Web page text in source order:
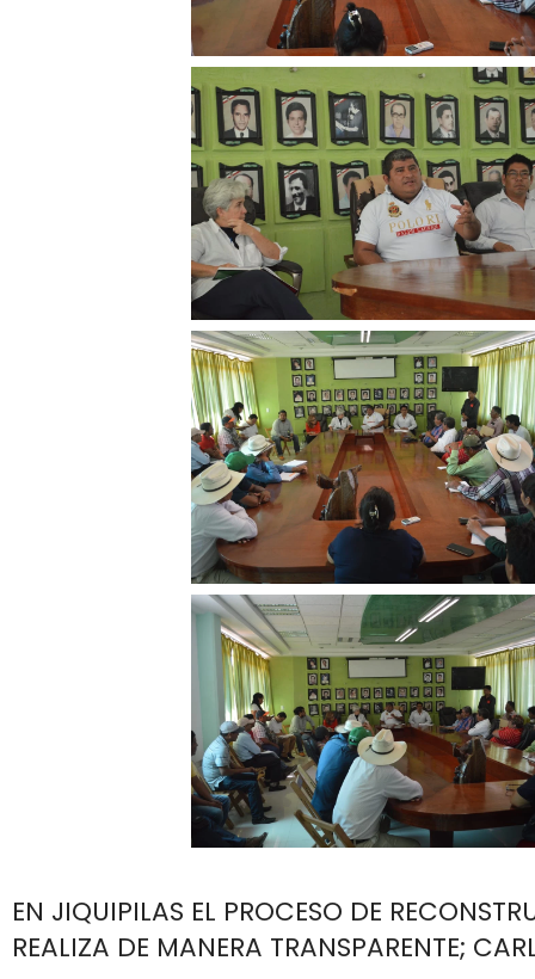
EN JIQUIPILAS EL PROCESO DE
REALIZA DE MANERA TRANSPARENTE;